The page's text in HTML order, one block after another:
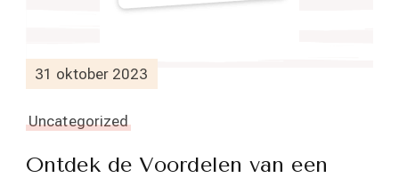
31 oktober 2023
Uncategorized
Ontdek de Voordelen van een